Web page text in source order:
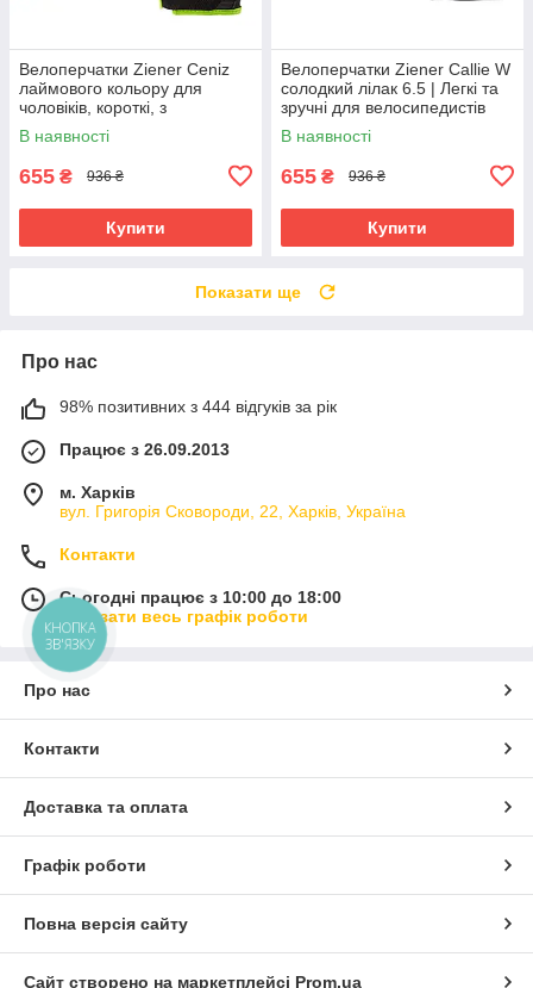
Велоперчатки Ziener Ceniz
лаймового кольору для
чоловіків, короткі, з
амортизуючими вставками та
гелевими подушечками
В наявності
655 ₴ 936 ₴
Купити
Велоперчатки Ziener Callie W
солодкий лілак 6.5 | Легкі та
зручні для велосипедистів
В наявності
655 ₴ 936 ₴
Купити
Показати ще
Про нас
98% позитивних з 444 відгуків за рік
Працює з 26.09.2013
м. Харків
вул. Григорія Сковороди, 22, Харків, Україна
Контакти
Сьогодні працює з 10:00 до 18:00
Показати весь графік роботи
Про нас
Контакти
Доставка та оплата
Графік роботи
Повна версія сайту
Сайт створено на маркетплейсі Prom.ua
КНОПКА
ЗВ'ЯЗКУ